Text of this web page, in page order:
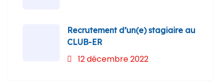
Recrutement d’un(e) stagiaire au
CLUB-ER
12 décembre 2022